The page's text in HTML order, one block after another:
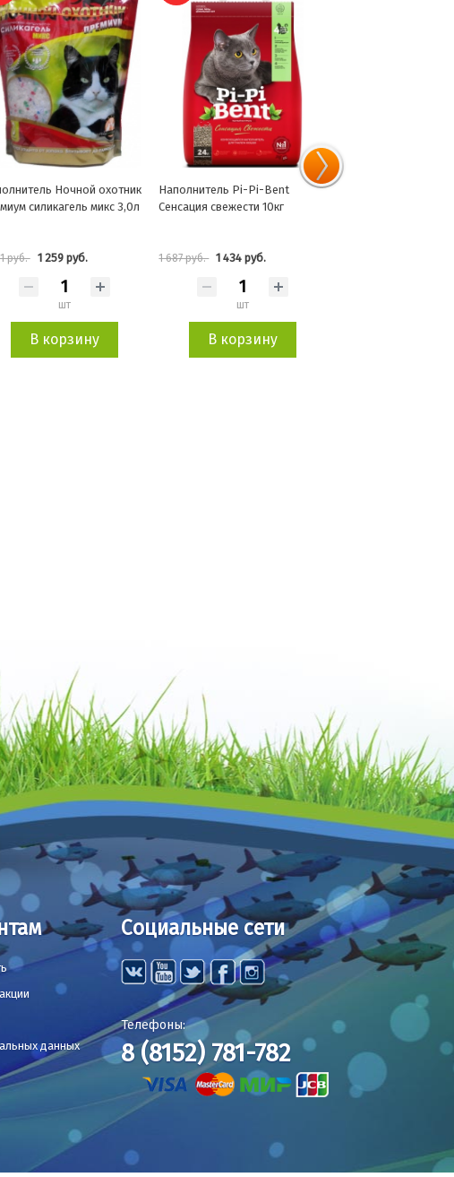
Pi-Pi-Bent
свежести 10кг
руб. 1 434 руб.
шт
В корзину
Наполнитель Барсик
Альпийская свежесть
383 руб. 326 руб.
шт
В корзину
данных
Социальные сети
Телефоны:
8 (8152) 781-782